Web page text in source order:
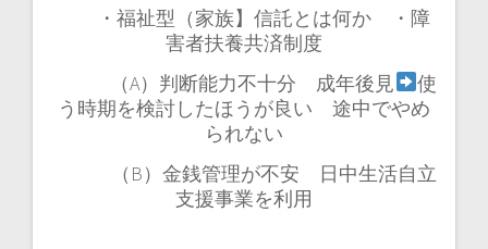
・福祉型（家族】信託とは何か ・障
害者扶養共済制度
（A）判断能力不十分 成年後見
使
う時期を検討したほうが良い 途中でやめ
られない
（B）金銭管理が不安 日中生活自立
支援事業を利用